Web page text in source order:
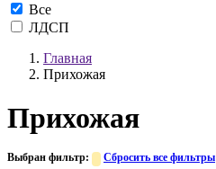
Все
ЛДСП
Главная
Прихожая
Прихожая
Выбран фильтр: Сбросить все фильтры